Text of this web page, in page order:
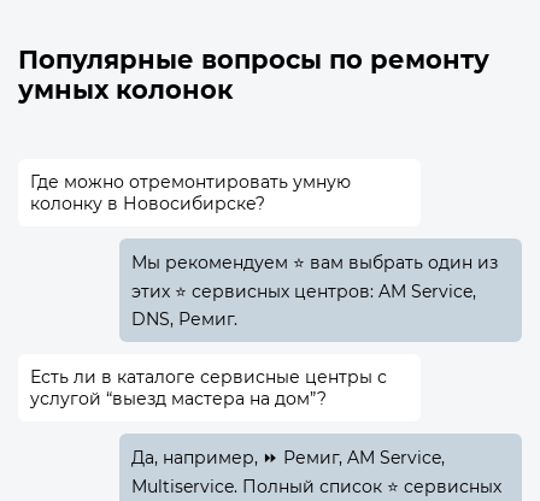
Популярные вопросы по ремонту
умных колонок
Где можно отремонтировать умную
колонку в Новосибирске?
Мы рекомендуем ⭐ вам выбрать один из
этих ⭐ сервисных центров: AM Service,
DNS, Ремиг.
Есть ли в каталоге сервисные центры с
услугой “выезд мастера на дом”?
Да, например, ⏩ Ремиг, AM Service,
Multiservice. Полный список ⭐ сервисных